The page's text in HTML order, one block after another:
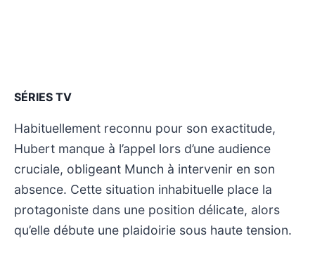
SÉRIES TV
Habituellement reconnu pour son exactitude,
Hubert manque à l’appel lors d’une audience
cruciale, obligeant Munch à intervenir en son
absence. Cette situation inhabituelle place la
protagoniste dans une position délicate, alors
qu’elle débute une plaidoirie sous haute tension.